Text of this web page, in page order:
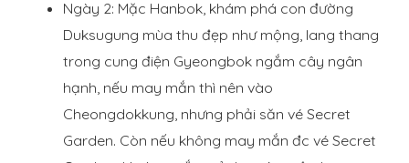
Ngày 2: Mặc Hanbok, khám phá con đường
Duksugung mùa thu đẹp như mộng, lang thang
trong cung điện Gyeongbok ngắm cây ngân
hạnh, nếu may mắn thì nên vào
Cheongdokkung, nhưng phải săn vé Secret
Garden. Còn nếu không may mắn đc vé Secret